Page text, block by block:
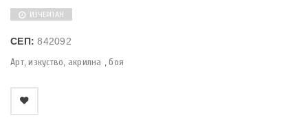
ИЗЧЕРПАН
СЕП:842092
Арт, изкуство, акрилна , боя